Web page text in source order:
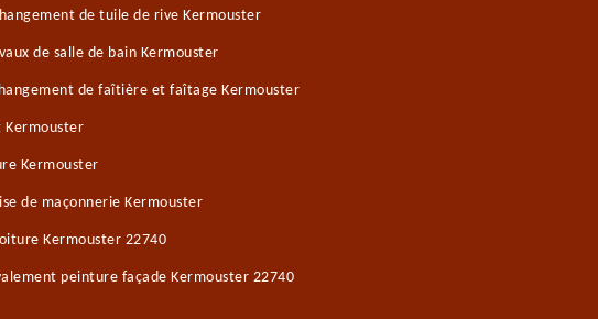
de tuile de rive Kermouster
de salle de bain Kermouster
de faîtière et faîtage Kermouster
Kermouster
Kermouster
de maçonnerie Kermouster
Kermouster 22740
peinture façade Kermouster 22740